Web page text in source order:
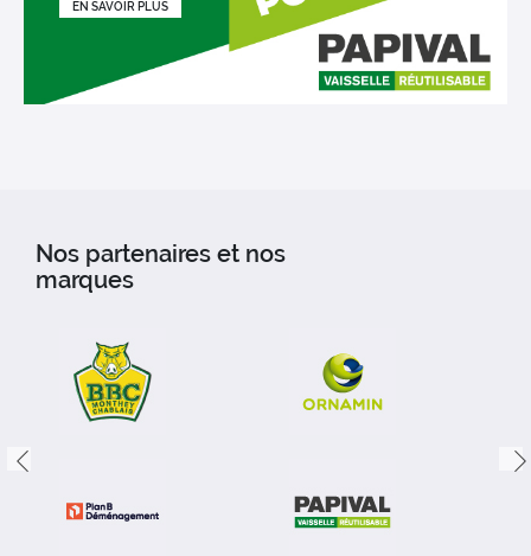
EN SAVOIR PLUS
Nos partenaires et nos
marques